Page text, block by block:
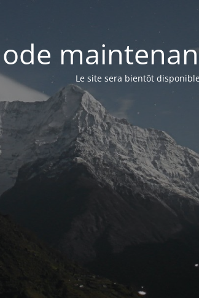
Le site sera bientôt